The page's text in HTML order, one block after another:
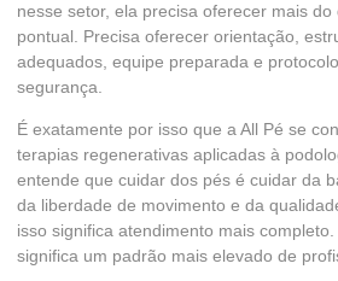
nesse setor, ela precisa oferecer mais
pontual. Precisa oferecer orientação,
adequados, equipe preparada e
segurança.
É exatamente por isso que a All Pé se
terapias regenerativas aplicadas à
entende que cuidar dos pés é cuidar da
da liberdade de movimento e da
isso significa atendimento mais completo.
significa um padrão mais elevado de